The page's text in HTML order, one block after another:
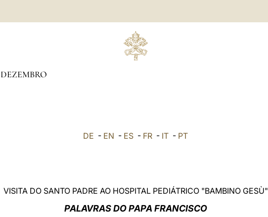
DEZEMBRO
DE - EN - ES - FR - IT - PT
VISITA DO SANTO PADRE AO HOSPITAL PEDIÁTRICO "BAMBINO GESÙ"
PALAVRAS DO PAPA FRANCISCO